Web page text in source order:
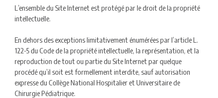
L’ensemble du Site Internet est protégé par le droit de la propriété
intellectuelle.
En dehors des exceptions limitativement énumérées par l’article L.
122-5 du Code de la propriété intellectuelle, la représentation, et la
reproduction de tout ou partie du Site Internet par quelque
procédé qu’il soit est formellement interdite, sauf autorisation
expresse du Collège National Hospitalier et Universitaire de
Chirurgie Pédiatrique.